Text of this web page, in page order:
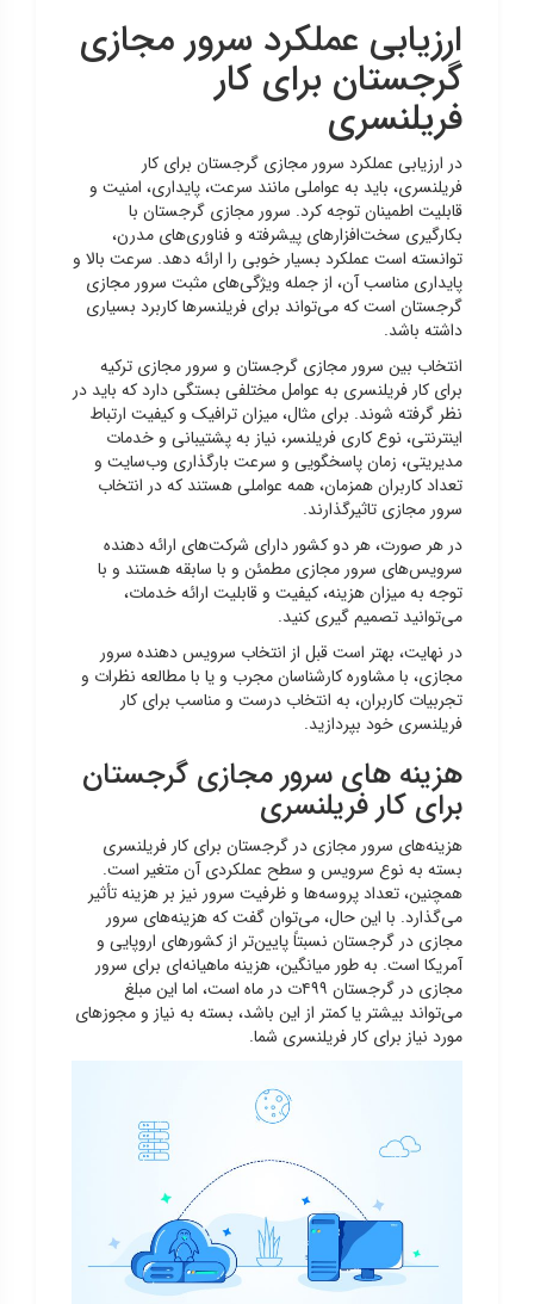
ارزیابی عملکرد سرور مجازی
گرجستان برای کار
فریلنسری
در ارزیابی عملکرد سرور مجازی گرجستان برای کار
فریلنسری، باید به عواملی مانند سرعت، پایداری، امنیت و
قابلیت اطمینان توجه کرد. سرور مجازی گرجستان با
بکارگیری سخت‌افزارهای پیشرفته و فناوری‌های مدرن،
توانسته است عملکرد بسیار خوبی را ارائه دهد. سرعت بالا و
پایداری مناسب آن، از جمله ویژگی‌های مثبت سرور مجازی
گرجستان است که می‌تواند برای فریلنسرها کاربرد بسیاری
داشته باشد.
انتخاب بین سرور مجازی گرجستان و سرور مجازی ترکیه
برای کار فریلنسری به عوامل مختلفی بستگی دارد که باید در
نظر گرفته شوند. برای مثال، میزان ترافیک و کیفیت ارتباط
اینترنتی، نوع کاری فریلنسر، نیاز به پشتیبانی و خدمات
مدیریتی، زمان پاسخگویی و سرعت بارگذاری وب‌سایت و
تعداد کاربران همزمان، همه عواملی هستند که در انتخاب
سرور مجازی تاثیرگذارند.
در هر صورت، هر دو کشور دارای شرکت‌های ارائه دهنده
سرویس‌های سرور مجازی مطمئن و با سابقه هستند و با
توجه به میزان هزینه، کیفیت و قابلیت ارائه خدمات،
می‌توانید تصمیم گیری کنید.
در نهایت، بهتر است قبل از انتخاب سرویس دهنده سرور
مجازی، با مشاوره کارشناسان مجرب و یا با مطالعه نظرات و
تجربیات کاربران، به انتخاب درست و مناسب برای کار
فریلنسری خود بپردازید.
هزینه های سرور مجازی گرجستان
برای کار فریلنسری
هزینه‌های سرور مجازی در گرجستان برای کار فریلنسری
بسته به نوع سرویس و سطح عملکردی آن متغیر است.
همچنین، تعداد پروسه‌ها و ظرفیت سرور نیز بر هزینه تأثیر
می‌گذارد. با این حال، می‌توان گفت که هزینه‌های سرور
مجازی در گرجستان نسبتاً پایین‌تر از کشورهای اروپایی و
آمریکا است. به طور میانگین، هزینه ماهیانه‌ای برای سرور
مجازی در گرجستان ۴۹۹ت در ماه است، اما این مبلغ
می‌تواند بیشتر یا کمتر از این باشد، بسته به نیاز و مجوزهای
مورد نیاز برای کار فریلنسری شما.